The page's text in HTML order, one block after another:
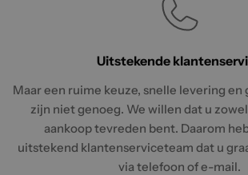
Uitstekende
Maar een ruime keuze, snelle levering
zijn niet genoeg. We willen dat u
aankoop tevreden bent. Daarom
uitstekend klantenserviceteam dat u
via telefoon of e-mail.